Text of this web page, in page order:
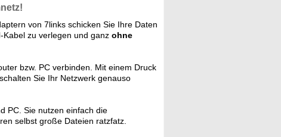
von 7links schicken Sie Ihre Daten
Kabel zu verlegen und ganz ohne
bzw. PC verbinden. Mit einem Druck
Sie Ihr Netzwerk genauso
PC. Sie nutzen einfach die
selbst große Dateien ratzfatz.